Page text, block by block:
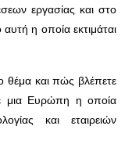
εργασίας και στο
η οποία εκτιμάται
θέμα και πώς βλέπετε
μια Ευρώπη η οποία
και εταιρειών